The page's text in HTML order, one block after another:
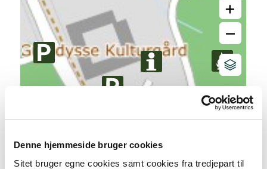
Denne hjemmeside bruger cookies
Sitet bruger egne cookies samt cookies fra tredjepart til
+
–